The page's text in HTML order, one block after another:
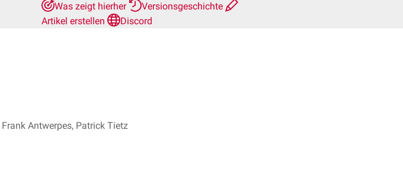
Was zeigt hierher
Versionsgeschichte
Artikel erstellen
Discord
Frank Antwerpes, Patrick Tietz